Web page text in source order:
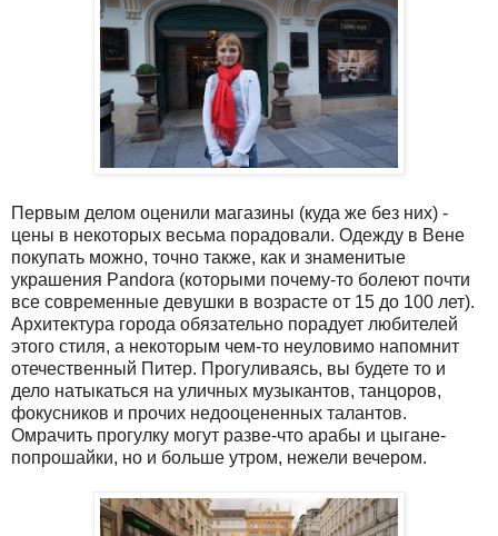
Первым делом оценили магазины (куда же без них) -
цены в некоторых весьма порадовали. Одежду в Вене
покупать можно, точно также, как и знаменитые
украшения Pandora (которыми почему-то болеют почти
все современные девушки в возрасте от 15 до 100 лет).
Архитектура города обязательно порадует любителей
этого стиля, а некоторым чем-то неуловимо напомнит
отечественный Питер. Прогуливаясь, вы будете то и
дело натыкаться на уличных музыкантов, танцоров,
фокусников и прочих недооцененных талантов.
Омрачить прогулку могут разве-что арабы и цыгане-
попрошайки, но и больше утром, нежели вечером.